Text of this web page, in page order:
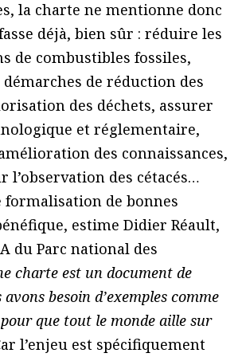
la charte ne mentionne donc
déjà, bien sûr : réduire les
de combustibles fossiles,
de réduction des
des déchets, assurer
et réglementaire,
des connaissances,
l’observation des cétacés…
formalisation de bonnes
estime Didier Réault,
du Parc national des
charte est un document de
besoin d’exemples comme
que tout le monde aille sur
l’enjeu est spécifiquement